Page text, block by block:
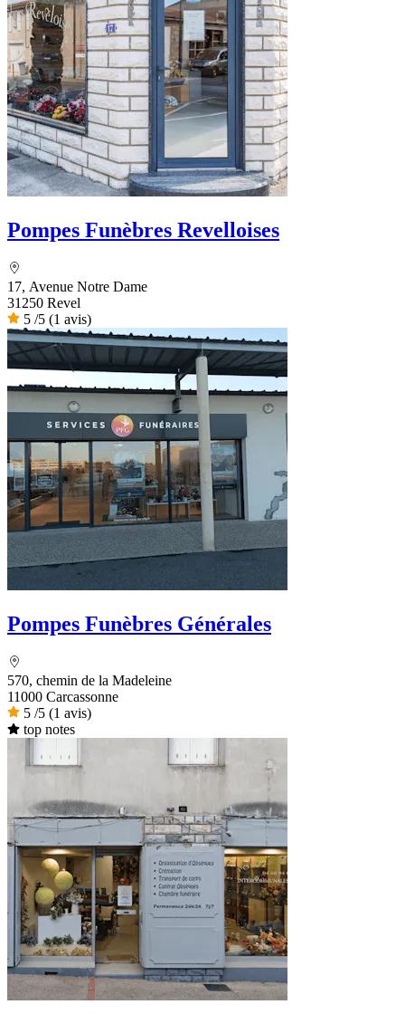
Pompes Funèbres Revelloises
17, Avenue Notre Dame
31250 Revel
5 /5 (1 avis)
Pompes Funèbres Générales
570, chemin de la Madeleine
11000 Carcassonne
5 /5 (1 avis)
top notes